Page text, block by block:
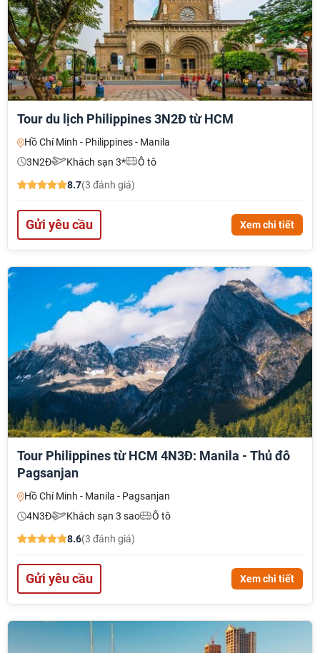
Tour du lịch Philippines 3N2Đ từ HCM
Hồ Chí Minh - Philippines - Manila
3N2Đ
Khách sạn 3*
Ô tô
8.7(3 đánh giá)
Gửi yêu cầu Xem chi tiết
Tour Philippines từ HCM 4N3Đ: Manila - Thủ đô
Pagsanjan
Hồ Chí Minh - Manila - Pagsanjan
4N3Đ
Khách sạn 3 sao
Ô tô
8.6(3 đánh giá)
Gửi yêu cầu Xem chi tiết